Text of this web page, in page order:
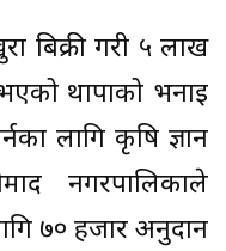
बिक्री गरी ५ लाख
थापाको भनाइ
लागि कृषि ज्ञान
नगरपालिकाले
७० हजार अनुदान